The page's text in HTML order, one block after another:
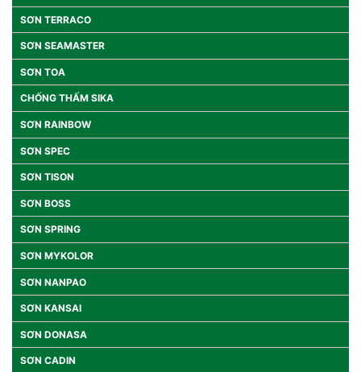
SƠN TERRACO
SƠN SEAMASTER
SƠN TOA
CHỐNG THẤM SIKA
SƠN RAINBOW
SƠN SPEC
SƠN TISON
SƠN BOSS
SƠN SPRING
SƠN MYKOLOR
SƠN NANPAO
SƠN KANSAI
SƠN DONASA
SƠN CADIN